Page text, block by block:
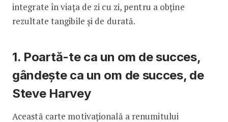
integrate în viața de zi cu zi, pentru a obține
rezultate tangibile și de durată.
1. Poartă-te ca un om de succes,
gândește ca un om de succes, de
Steve Harvey
Această carte motivațională a renumitului